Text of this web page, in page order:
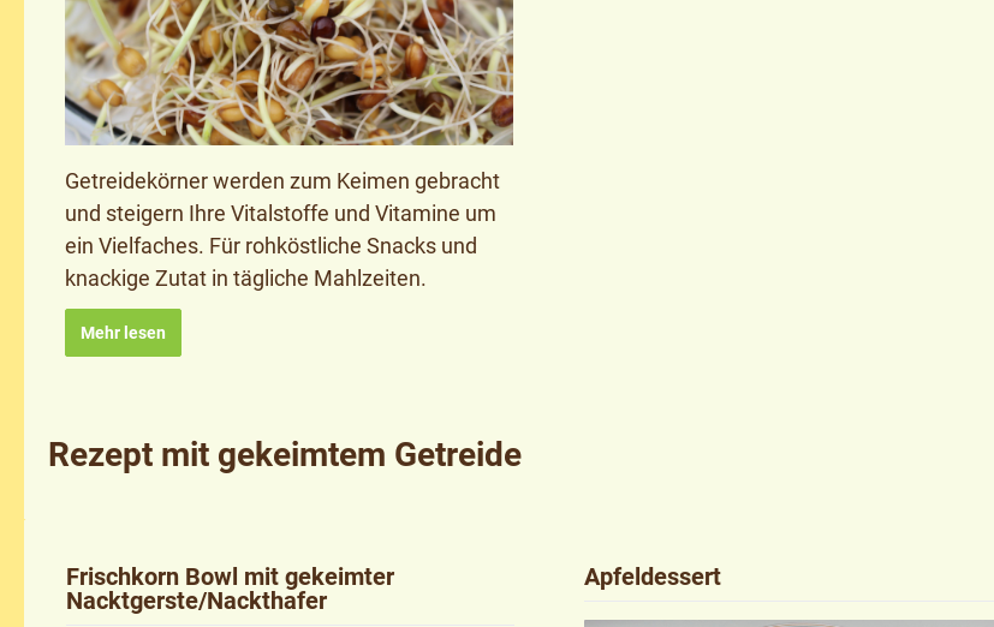
Getreidekörner werden zum Keimen gebracht
und steigern Ihre Vitalstoffe und Vitamine um
ein Vielfaches. Für rohköstliche Snacks und
knackige Zutat in tägliche Mahlzeiten.
Mehr lesen
Rezept mit gekeimtem Getreide
Frischkorn Bowl mit gekeimter
Nacktgerste/Nackthafer
Apfeldessert